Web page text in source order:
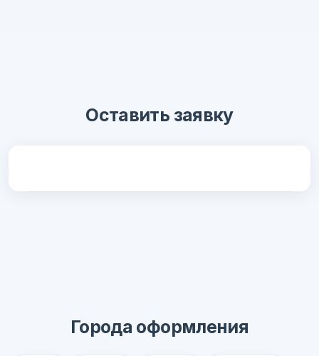
Оставить заявку
Города оформления